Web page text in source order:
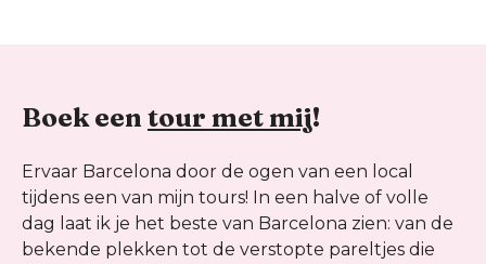
Boek een tour met mij!
Ervaar Barcelona door de ogen van een local
tijdens een van mijn tours! In een halve of volle
dag laat ik je het beste van Barcelona zien: van de
bekende plekken tot de verstopte pareltjes die